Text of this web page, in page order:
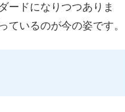
ードになりつつありま
いるのが今の姿です。